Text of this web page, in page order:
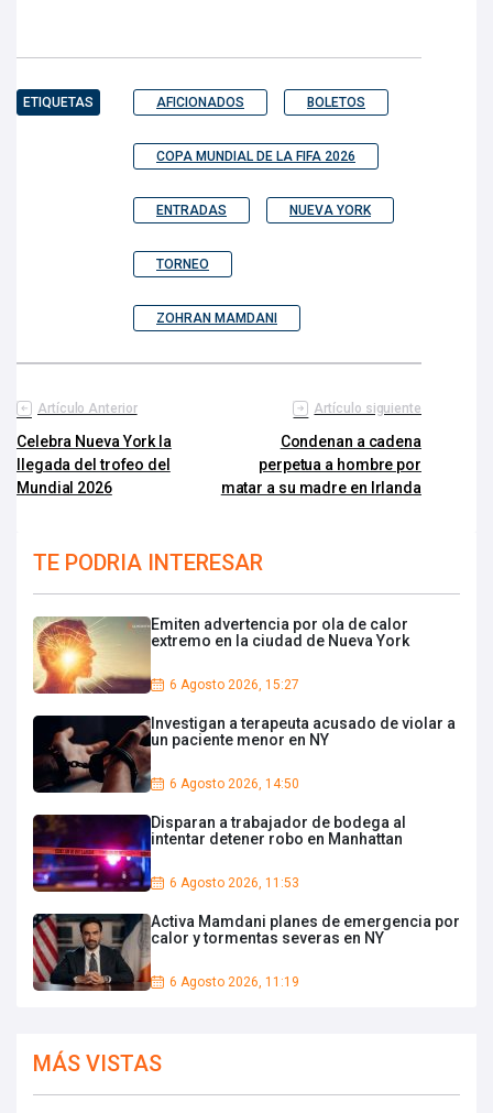
ETIQUETAS AFICIONADOS BOLETOS
COPA MUNDIAL DE LA FIFA 2026
ENTRADAS NUEVA YORK
TORNEO
ZOHRAN MAMDANI
Artículo Anterior
Celebra Nueva York la
llegada del trofeo del
Mundial 2026
Artículo siguiente
Condenan a cadena
perpetua a hombre por
matar a su madre en Irlanda
TE PODRIA INTERESAR
Emiten advertencia por ola de calor
extremo en la ciudad de Nueva York
6 Agosto 2026, 15:27
Investigan a terapeuta acusado de violar a
un paciente menor en NY
6 Agosto 2026, 14:50
Disparan a trabajador de bodega al
intentar detener robo en Manhattan
6 Agosto 2026, 11:53
Activa Mamdani planes de emergencia por
calor y tormentas severas en NY
6 Agosto 2026, 11:19
MÁS VISTAS